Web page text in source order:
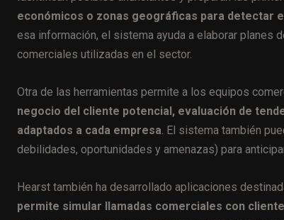
económicos o zonas geográficas para detectar
esa información, el sistema ayuda a elaborar planes
comerciales utilizadas en el sector.
Otra de las herramientas permite a los equipos
negocio del cliente potencial, evaluación de
adaptados a cada empresa. El sistema también
debilidades, oportunidades y amenazas) para
Hearst también ha desarrollado aplicaciones
permite simular llamadas comerciales con